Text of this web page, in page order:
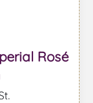
Rosé